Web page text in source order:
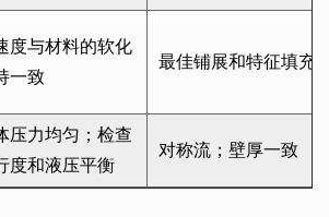
度与材料的软化
一致
最佳铺展和特征填充
压力均匀；检查
度和液压平衡
对称流；壁厚一致